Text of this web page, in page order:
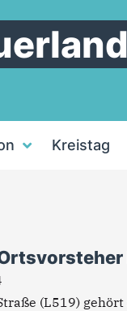
Kreistag
(L519)